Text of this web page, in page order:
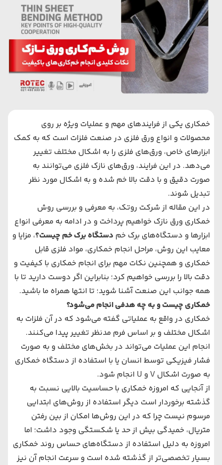
خمکاری یکی از فرایندهای مهم و عملیات ویژه بر روی
محصولات و انواع ورق فلزی در صنعت فلزات است که به کمک
ابزارهای خاص، ورق‌های فلزی را به اشکال مختلف تغییر
می‌دهد. در این فرایند، ورق‌های نازک فلزی می‌توانند به
صورت دقیق و با دقت بالا خم شده و به اشکال مورد نظر
تبدیل شوند.
در این مقاله از شرکت روتک، به معرفی و بررسی روش
خمکاری ورق‌ نازک خواهیم پرداخت و در ادامه به معرفی انواع
ابزارها و دستگاه‌های برک خم دستگاه برک خم چیست؟، مزایا و
معایب این روش، مراحل انجام خمکاری، مواد فلزی قابل
خمکاری و همچنین نکات مهم برای انجام خمکاری با کیفیت و
دقت بالا را بررسی خواهیم کرد؛ بنابراین اگر دوست دارید تا با
همه جوانب این صنعت آشنا شوید؛ تا انتها همراه ما باشید.
خمکاری چیست و به چه هدفی انجام می‌شود؟
خمکاری در واقع به عملیاتی گفته می‌شود که در آن فلزات به
اشکال مختلف و بر اساس فرم مدنظر تغییر پیدا می‌کنند.
انجام این عملیات می‌تواند در بخش‌های مختلف و به صورت
فشار فیزیکی توسط انسان یا با استفاده از دستگاه خمکاری
به صورت اشکال V و U انجام شود.
از آنجایی که امروزه خمکاری با حساسیت بالایی نسبت به
گذشته برخوردار است دیگر استفاده از روش‌های ابتدایی
مرسوم نیست چرا که در این روش‌ها امکان از بین رفتن
متریال، خمیدگی بیش از حد یا شکستگی وجود داشت؛ اما
امروزه به دلیل استفاده از دستگاه‌های حساس روند خمکاری
بسیار تخصصی‌تر از گذشته شده است و سرعت انجام آن نیز